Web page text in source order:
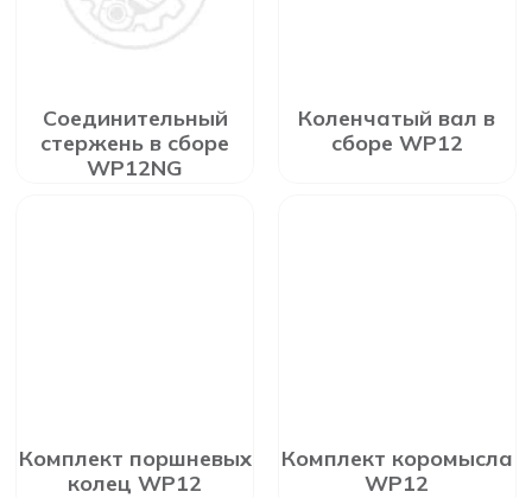
Соединительный
стержень в сборе
WP12NG
Коленчатый вал в
сборе WP12
Комплект поршневых
колец WP12
Комплект коромысла
WP12